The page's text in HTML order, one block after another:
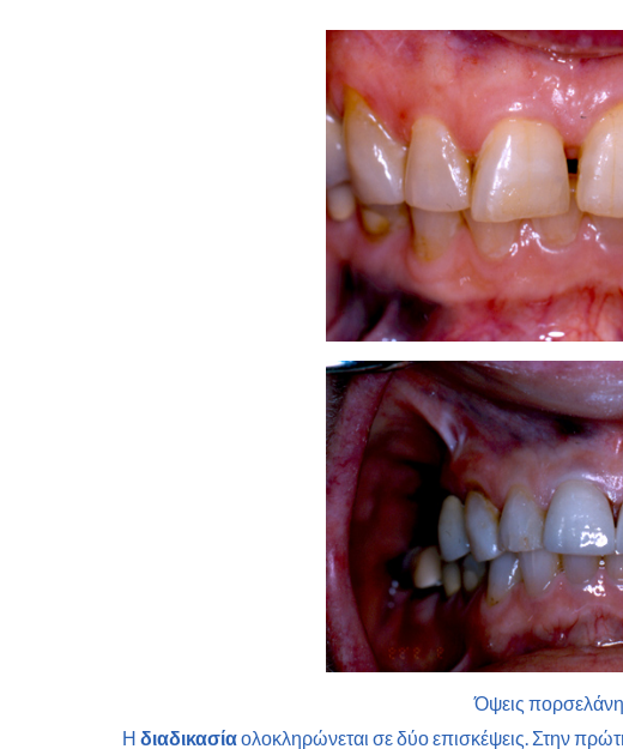
Όψεις
Η διαδικασίαολοκληρώνεται σε δύο επισκέψεις. Στην